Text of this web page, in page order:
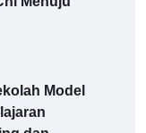
Model